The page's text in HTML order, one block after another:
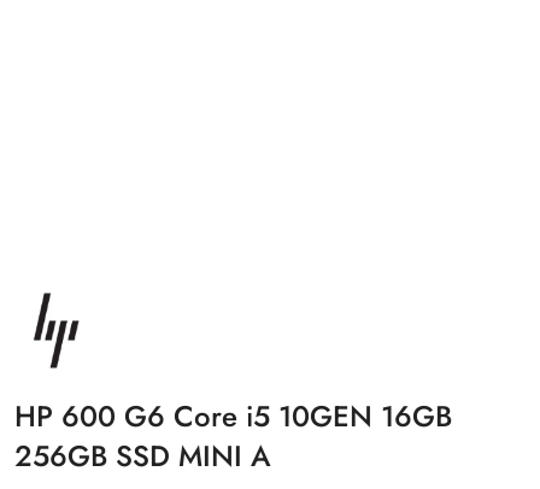
NAZWA
PRODUCENTA:
HP
HP 600 G6 Core i5 10GEN 16GB
256GB SSD MINI A